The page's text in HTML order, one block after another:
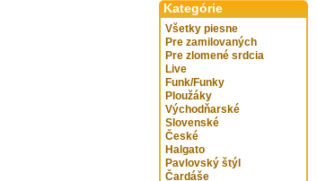
Kategórie
Všetky piesne
Pre zamilovaných
Pre zlomené srdcia
Live
Funk/Funky
Ploužáky
Východňarské
Slovenské
České
Halgato
Pavlovský štýl
Čardáše